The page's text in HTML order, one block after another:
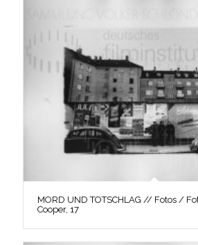
MORD UND TOTSCHLAG // Fotos /
Cooper, 17